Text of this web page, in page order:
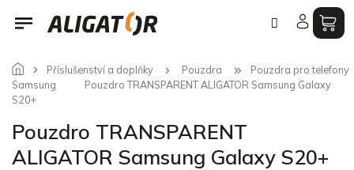
Přejít
Příslušenství a doplňky Pouzdra
Pouzdra pro telefony
Samsung
Pouzdro TRANSPARENT ALIGATOR Samsung Galaxy
S20+
Pouzdro TRANSPARENT
ALIGATOR Samsung Galaxy S20+